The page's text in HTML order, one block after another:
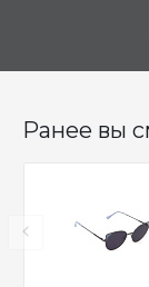
Ранее вы